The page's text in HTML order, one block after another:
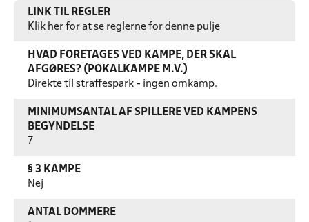
LINK TIL REGLER
Klik her for at se reglerne for denne pulje
HVAD FORETAGES VED KAMPE, DER SKAL
AFGØRES? (POKALKAMPE M.V.)
Direkte til straffespark - ingen omkamp.
MINIMUMSANTAL AF SPILLERE VED KAMPENS
BEGYNDELSE
7
§ 3 KAMPE
Nej
ANTAL DOMMERE